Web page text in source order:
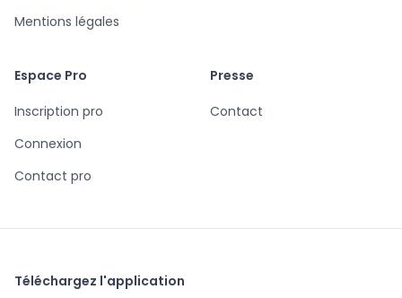
Mentions légales
Espace Pro
Inscription pro
Connexion
Contact pro
Presse
Contact
Téléchargez l'application